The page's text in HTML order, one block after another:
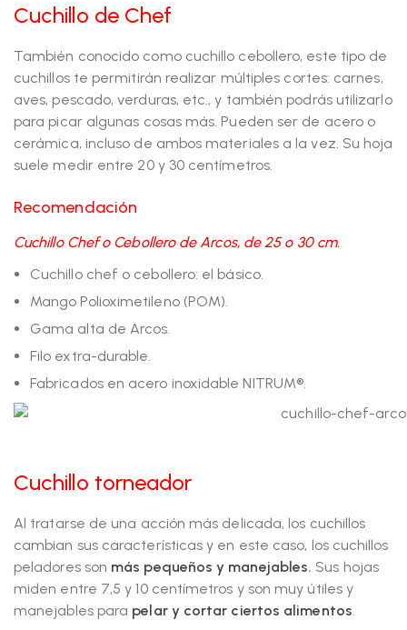
Cuchillo de Chef
También conocido como cuchillo cebollero, este tipo de
cuchillos te permitirán realizar múltiples cortes: carnes,
aves, pescado, verduras, etc., y también podrás utilizarlo
para picar algunas cosas más. Pueden ser de acero o
cerámica, incluso de ambos materiales a la vez. Su hoja
suele medir entre 20 y 30 centímetros.
Recomendación
Cuchillo Chef o Cebollero de Arcos, de 25 o 30 cm.
Cuchillo chef o cebollero: el básico.
Mango Polioximetileno (POM).
Gama alta de Arcos.
Filo extra-durable.
Fabricados en acero inoxidable NITRUM®.
Cuchillo torneador
Al tratarse de una acción más delicada, los cuchillos
cambian sus características y en este caso, los cuchillos
peladores son más pequeños y manejables. Sus hojas
miden entre 7,5 y 10 centímetros y son muy útiles y
manejables para pelar y cortar ciertos alimentos.